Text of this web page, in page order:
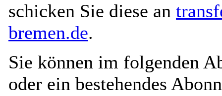
schicken Sie diese an
bremen.de.
Sie können im folgenden
oder ein bestehendes